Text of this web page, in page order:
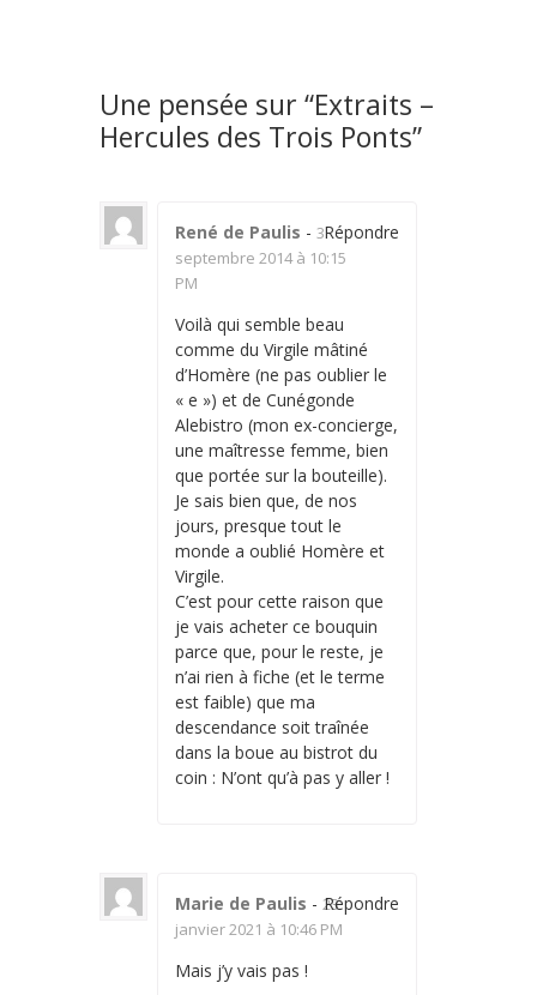
Une pensée sur “Extraits –
Hercules des Trois Ponts”
René de Paulis - 3
septembre 2014 à 10:15
PM
Voilà qui semble beau
comme du Virgile mâtiné
d’Homère (ne pas oublier le
« e ») et de Cunégonde
Alebistro (mon ex-concierge,
une maîtresse femme, bien
que portée sur la bouteille).
Je sais bien que, de nos
jours, presque tout le
monde a oublié Homère et
Virgile.
C’est pour cette raison que
je vais acheter ce bouquin
parce que, pour le reste, je
n’ai rien à fiche (et le terme
est faible) que ma
descendance soit traînée
dans la boue au bistrot du
coin : N’ont qu’à pas y aller !
Répondre
Marie de Paulis - 23
janvier 2021 à 10:46 PM
Mais j’y vais pas !
Répondre